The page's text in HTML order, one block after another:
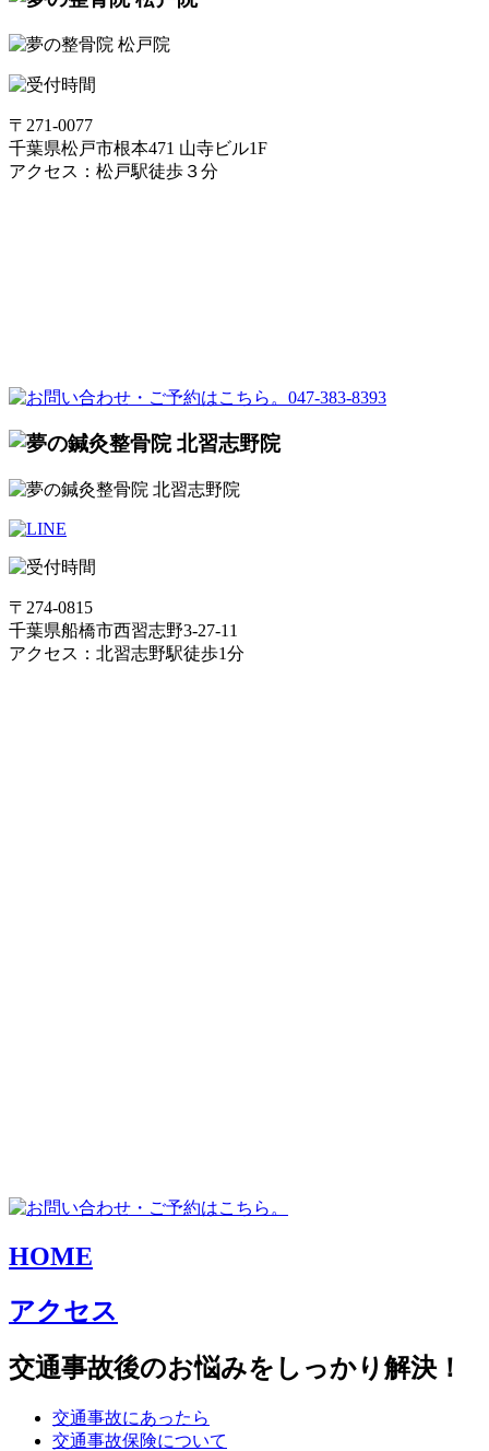
〒271-0077
千葉県松戸市根本471 山寺ビル1F
アクセス：松戸駅徒歩３分
〒274-0815
千葉県船橋市西習志野3-27-11
アクセス：北習志野駅徒歩1分
HOME
アクセス
交通事故後のお悩みをしっかり解決！
交通事故にあったら
交通事故保険について